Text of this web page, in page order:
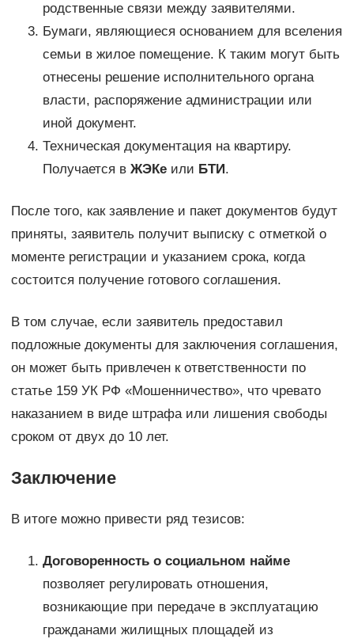
родственные связи между заявителями.
Бумаги, являющиеся основанием для вселения
семьи в жилое помещение. К таким могут быть
отнесены решение исполнительного органа
власти, распоряжение администрации или
иной документ.
Техническая документация на квартиру.
Получается в ЖЭКеили БТИ .
После того, как заявление и пакет документов будут
приняты, заявитель получит выписку с отметкой о
моменте регистрации и указанием срока, когда
состоится получение готового соглашения.
В том случае, если заявитель предоставил
подложные документы для заключения соглашения,
он может быть привлечен к ответственности по
статье 159 УК РФ «Мошенничество», что чревато
наказанием в виде штрафа или лишения свободы
сроком от двух до 10 лет.
Заключение
В итоге можно привести ряд тезисов:
Договоренность о социальном найме
позволяет регулировать отношения,
возникающие при передаче в эксплуатацию
гражданами жилищных площадей из